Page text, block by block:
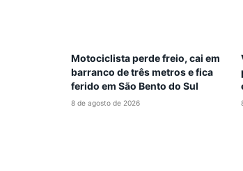
Motociclista perde freio, cai em
barranco de três metros e fica
ferido em São Bento do Sul
8 de agosto de 2026